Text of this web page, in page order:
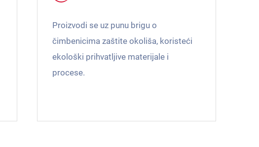
Proizvodi se uz punu brigu o
čimbenicima zaštite okoliša, koristeći
ekološki prihvatljive materijale i
procese.